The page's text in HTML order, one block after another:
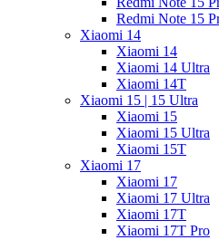
Redmi Note 15
Xiaomi 14
Xiaomi 14
Xiaomi 14 Ultra
Xiaomi 14T
Xiaomi 15 | 15 Ultra
Xiaomi 15
Xiaomi 15 Ultra
Xiaomi 15T
Xiaomi 17
Xiaomi 17
Xiaomi 17 Ultra
Xiaomi 17T
Xiaomi 17T Pro